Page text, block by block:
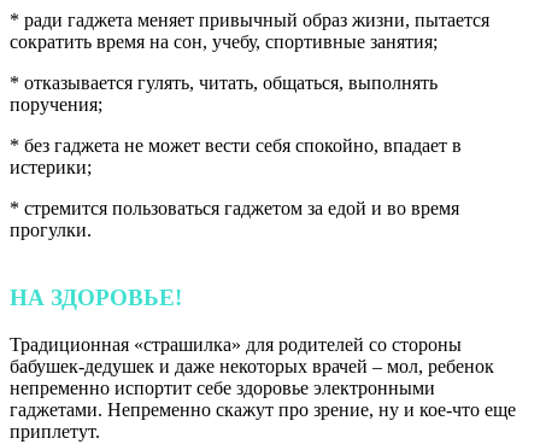
* ради гаджета меняет привычный образ жизни, пытается
сократить время на сон, учебу, спортивные занятия;
* отказывается гулять, читать, общаться, выполнять
поручения;
* без гаджета не может вести себя спокойно, впадает в
истерики;
* стремится пользоваться гаджетом за едой и во время
прогулки.
НА ЗДОРОВЬЕ!
Традиционная «страшилка» для родителей со стороны
бабушек-дедушек и даже некоторых врачей – мол, ребенок
непременно испортит себе здоровье электронными
гаджетами. Непременно скажут про зрение, ну и кое-что еще
приплетут.